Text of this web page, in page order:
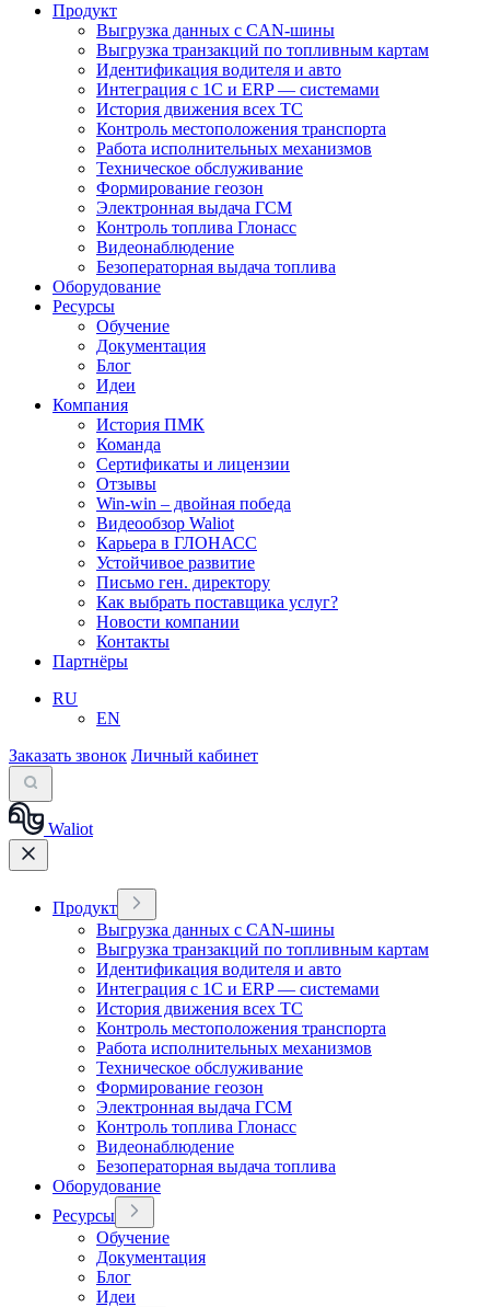
Продукт
Выгрузка данных с CAN-шины
Выгрузка транзакций по топливным картам
Идентификация водителя и авто
Интеграция с 1С и ERP — системами
История движения всех ТС
Контроль местоположения транспорта
Работа исполнительных механизмов
Техническое обслуживание
Формирование геозон
Электронная выдача ГСМ
Контроль топлива Глонасс
Видеонаблюдение
Безоператорная выдача топлива
Оборудование
Ресурсы
Обучение
Документация
Блог
Идеи
Компания
История ПМК
Команда
Сертификаты и лицензии
Отзывы
Win-win – двойная победа
Видеообзор Waliot
Карьера в ГЛОНАСС
Устойчивое развитие
Письмо ген. директору
Как выбрать поставщика услуг?
Новости компании
Контакты
Партнёры
RU
EN
Заказать звонок Личный кабинет
Waliot
Продукт
Выгрузка данных с CAN-шины
Выгрузка транзакций по топливным картам
Идентификация водителя и авто
Интеграция с 1С и ERP — системами
История движения всех ТС
Контроль местоположения транспорта
Работа исполнительных механизмов
Техническое обслуживание
Формирование геозон
Электронная выдача ГСМ
Контроль топлива Глонасс
Видеонаблюдение
Безоператорная выдача топлива
Оборудование
Ресурсы
Обучение
Документация
Блог
Идеи